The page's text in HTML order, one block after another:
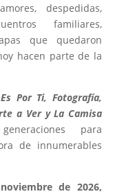
despedidas,
familiares,
que quedaron
hacen parte de la
Por Ti, Fotografía,
a Ver y La Camisa
para
de innumerables
de 2026,